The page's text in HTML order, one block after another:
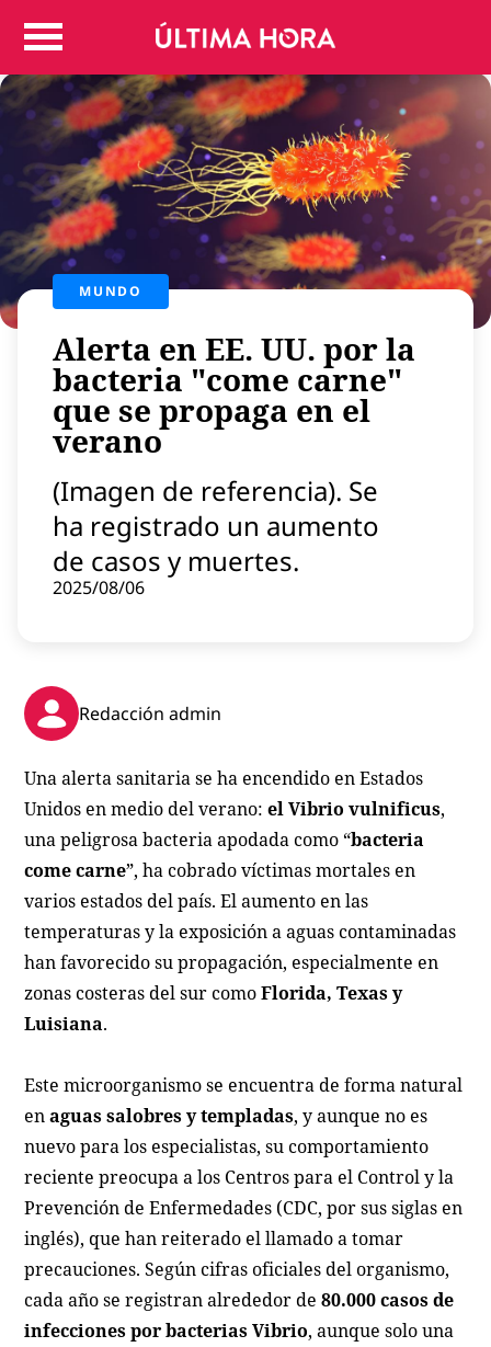
Colombia
Judicial
Politica
Regiones
Deportes
Positivas
Entretenimiento
Vida
Mundo
Virales
Tecnología
Economía
Contenido patrocinado
Instagram
MUNDO
Alerta en EE. UU. por la
bacteria "come carne"
que se propaga en el
verano
(Imagen de referencia). Se
ha registrado un aumento
de casos y muertes.
2025/08/06
Redacción admin
Una alerta sanitaria se ha encendido en Estados
Unidos en medio del verano:el Vibrio vulnificus,
una peligrosa bacteria apodada como “bacteria
come carne”, ha cobrado víctimas mortales en
varios estados del país. El aumento en las
temperaturas y la exposición a aguas contaminadas
han favorecido su propagación, especialmente en
zonas costeras del sur comoFlorida, Texas y
Luisiana.
Este microorganismo se encuentra de forma natural
enaguas salobres y templadas, y aunque no es
nuevo para los especialistas, su comportamiento
reciente preocupa a los Centros para el Control y la
Prevención de Enfermedades (CDC, por sus siglas en
inglés), que han reiterado el llamado a tomar
precauciones. Según cifras oficiales del organismo,
cada año se registran alrededor de80.000 casos de
infecciones por bacterias Vibrio, aunque solo una